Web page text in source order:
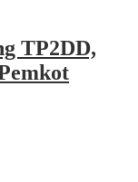
TP2DD,